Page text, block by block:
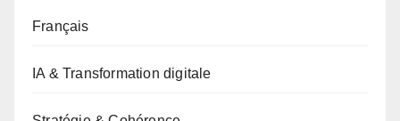
Français
IA & Transformation digitale